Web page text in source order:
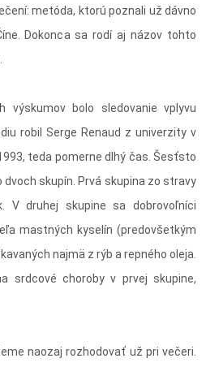
metóda, ktorú poznali už dávno
Dokonca sa rodí aj názov tohto
výskumov bolo sledovanie vplyvu
robil Serge Renaud z univerzity v
teda pomerne dlhý čas. Šesťsto
skupín. Prvá skupina zo stravy
V druhej skupine sa dobrovoľníci
mastných kyselín (predovšetkým
najmä z rýb a repného oleja.
srdcové choroby v prvej skupine,
naozaj rozhodovať už pri večeri.